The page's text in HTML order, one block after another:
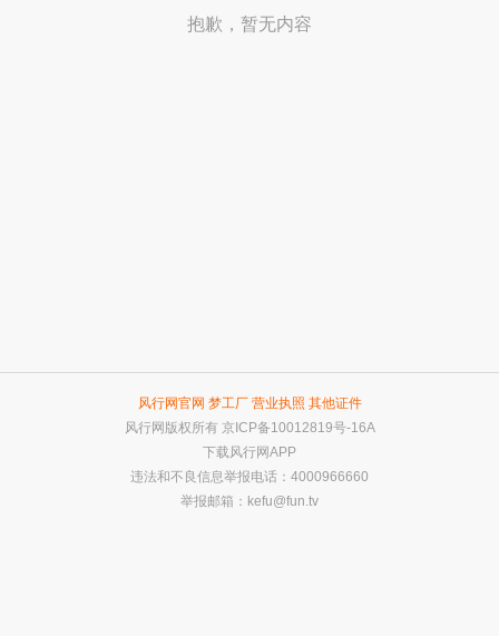
抱歉，暂无内容
风行网官网 梦工厂 营业执照 其他证件
风行网版权所有 京ICP备10012819号-16A
下载风行网APP
违法和不良信息举报电话：4000966660
举报邮箱： kefu@fun.tv